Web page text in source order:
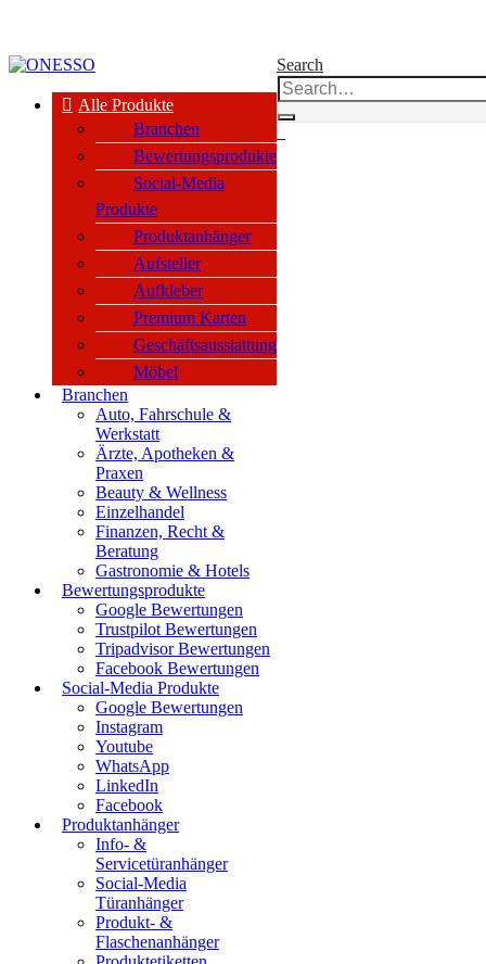
Alle Produkte
Branchen
Bewertungsprodukte
Social-Media
Produkte
Produktanhänger
Aufsteller
Aufkleber
Premium Karten
Geschäftsausstattung
Möbel
Branchen
Auto, Fahrschule &
Werkstatt
Ärzte, Apotheken &
Praxen
Beauty & Wellness
Einzelhandel
Finanzen, Recht &
Beratung
Gastronomie & Hotels
Bewertungsprodukte
Google Bewertungen
Trustpilot Bewertungen
Tripadvisor Bewertungen
Facebook Bewertungen
Social-Media Produkte
Google Bewertungen
Instagram
Youtube
WhatsApp
LinkedIn
Facebook
Produktanhänger
Info- &
Servicetüranhänger
Social-Media
Türanhänger
Produkt- &
Flaschenanhänger
Search